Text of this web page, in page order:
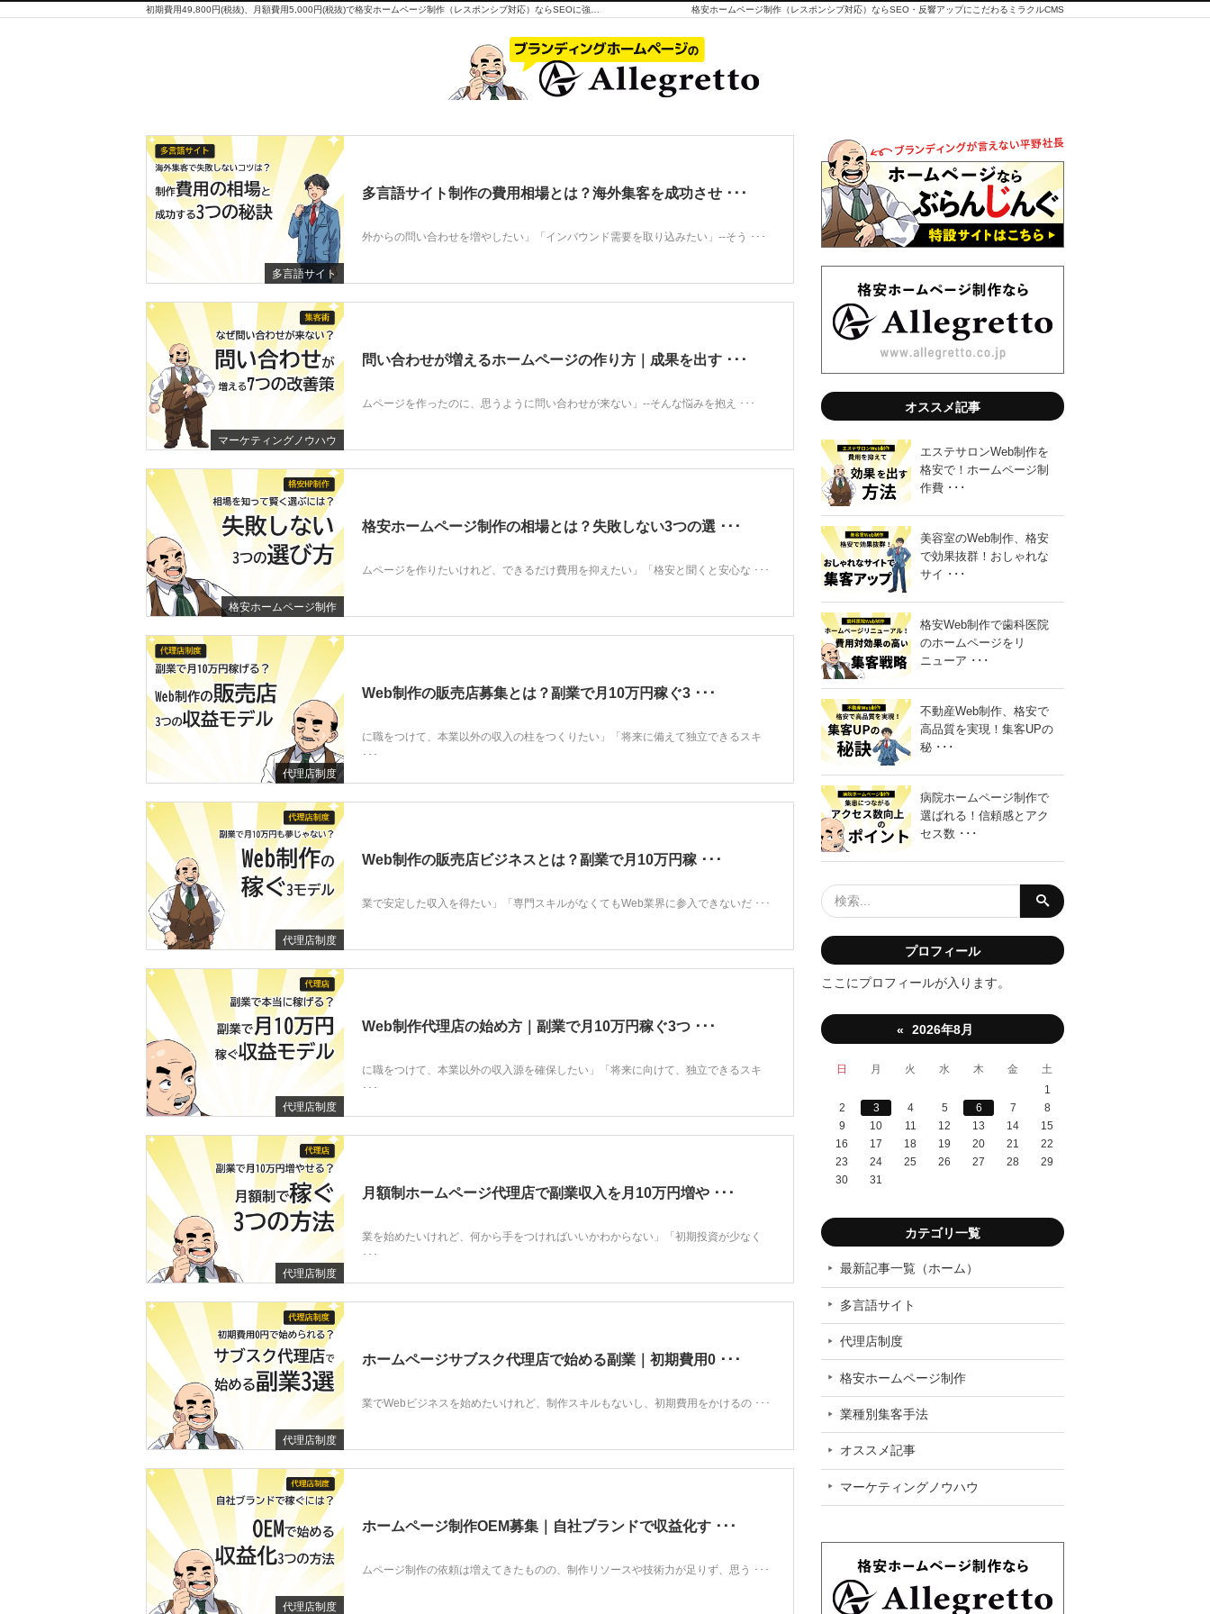
格安ホームページ制作（レスポンシブ対応）ならSEO・反響アップにこだわるミラクルCMS
多言語サイト
多言語サイト制作の費用相場とは？海外集客を成功させ ･･･
「海
外からの問い合わせを増やしたい」「インバウンド需要を取り込みたい」--そう ･･･
マーケティングノウハウ
問い合わせが増えるホームページの作り方｜成果を出す ･･･
ムページを作ったのに、思うように問い合わせが来ない」--そんな悩みを抱え ･･･
格安ホームページ制作
格安ホームページ制作の相場とは？失敗しない3つの選 ･･･
「ホー
ムページを作りたいけれど、できるだけ費用を抑えたい」「格安と聞くと安心な ･･･
代理店制度
Web制作の販売店募集とは？副業で月10万円稼ぐ3 ･･･
「手
に職をつけて、本業以外の収入の柱をつくりたい」「将来に備えて独立できるスキ
･･･
代理店制度
Web制作の販売店ビジネスとは？副業で月10万円稼 ･･･
「副
業で安定した収入を得たい」「専門スキルがなくてもWeb業界に参入できないだ ･･･
代理店制度
Web制作代理店の始め方｜副業で月10万円稼ぐ3つ ･･･
に職をつけて、本業以外の収入源を確保したい」「将来に向けて、独立できるスキ
･･･
代理店制度
月額制ホームページ代理店で副業収入を月10万円増や ･･･
「副
業を始めたいけれど、何から手をつければいいかわからない」「初期投資が少なく
･･･
代理店制度
ホームページサブスク代理店で始める副業｜初期費用0 ･･･
「副
業でWebビジネスを始めたいけれど、制作スキルもないし、初期費用をかけるの ･･･
代理店制度
ホームページ制作OEM募集｜自社ブランドで収益化す ･･･
ムページ制作の依頼は増えてきたものの、制作リソースや技術力が足りず、思う ･･･
オススメ記事
エステサロンWeb制作を
格安で！ホームページ制
作費 ･･･
美容室のWeb制作、格安
で効果抜群！おしゃれな
サイ ･･･
格安Web制作で歯科医院
のホームページをリ
ニューア ･･･
不動産Web制作、格安で
高品質を実現！集客UPの
秘 ･･･
病院ホームページ制作で
選ばれる！信頼感とアク
セス数 ･･･
プロフィール
ここにプロフィールが入ります。
« 2026年8月
日 月 火 水 木 金
土
1
2
3 4 5 6 7
8
9
10 11 12 13 14
15
16
17 18 19 20 21
22
23
24 25 26 27 28
29
30
31
カテゴリ一覧
最新記事一覧（ホーム）
多言語サイト
代理店制度
格安ホームページ制作
業種別集客手法
オススメ記事
マーケティングノウハウ